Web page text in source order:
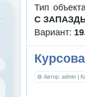
Тип
С
Вариант:
Автор: admin |